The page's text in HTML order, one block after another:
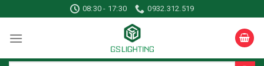
to
content
08:30 - 17:30 0932.312.519